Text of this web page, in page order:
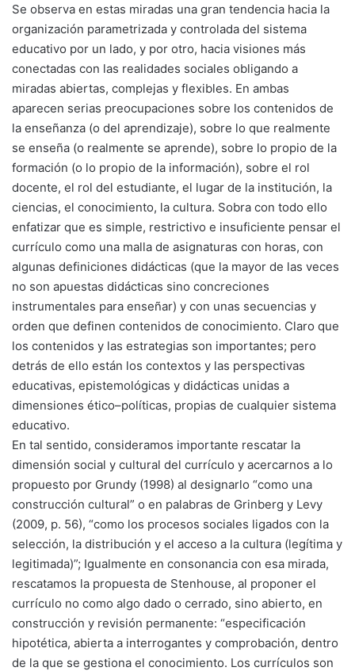
Se observa en estas miradas una gran tendencia hacia la
organización parametrizada y controlada del sistema
educativo por un lado, y por otro, hacia visiones más
conectadas con las realidades sociales obligando a
miradas abiertas, complejas y flexibles. En ambas
aparecen serias preocupaciones sobre los contenidos de
la enseñanza (o del aprendizaje), sobre lo que realmente
se enseña (o realmente se aprende), sobre lo propio de la
formación (o lo propio de la información), sobre el rol
docente, el rol del estudiante, el lugar de la institución, la
ciencias, el conocimiento, la cultura. Sobra con todo ello
enfatizar que es simple, restrictivo e insuficiente pensar el
currículo como una malla de asignaturas con horas, con
algunas definiciones didácticas (que la mayor de las veces
no son apuestas didácticas sino concreciones
instrumentales para enseñar) y con unas secuencias y
orden que definen contenidos de conocimiento. Claro que
los contenidos y las estrategias son importantes; pero
detrás de ello están los contextos y las perspectivas
educativas, epistemológicas y didácticas unidas a
dimensiones ético–políticas, propias de cualquier sistema
educativo.
En tal sentido, consideramos importante rescatar la
dimensión social y cultural del currículo y acercarnos a lo
propuesto por Grundy (1998) al designarlo “como una
construcción cultural” o en palabras de Grinberg y Levy
(2009, p. 56), “como los procesos sociales ligados con la
selección, la distribución y el acceso a la cultura (legítima y
legitimada)”; Igualmente en consonancia con esa mirada,
rescatamos la propuesta de Stenhouse, al proponer el
currículo no como algo dado o cerrado, sino abierto, en
construcción y revisión permanente: “especificación
hipotética, abierta a interrogantes y comprobación, dentro
de la que se gestiona el conocimiento. Los currículos son